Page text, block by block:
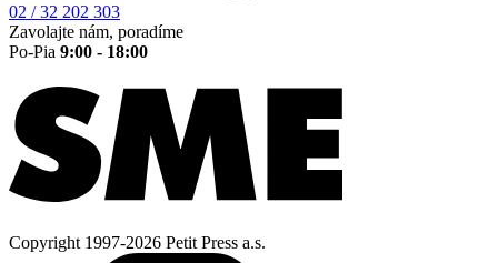
02 / 32 202 303
Zavolajte nám, poradíme
Po-Pia 9:00 - 18:00
Copyright 1997-2026 Petit Press a.s.